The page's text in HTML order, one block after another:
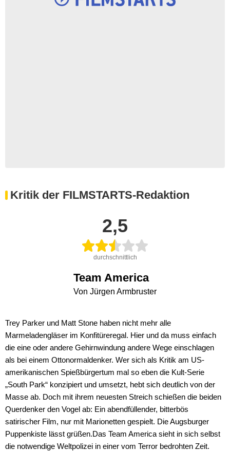
Kritik der FILMSTARTS-Redaktion
2,5
durchschnittlich
Team America
Von Jürgen Armbruster
Trey Parker und Matt Stone haben nicht mehr alle
Marmeladengläser im Konfitüreregal. Hier und da muss einfach
die eine oder andere Gehirnwindung andere Wege einschlagen
als bei einem Ottonormaldenker. Wer sich als Kritik am US-
amerikanischen Spießbürgertum mal so eben die Kult-Serie
„South Park“ konzipiert und umsetzt, hebt sich deutlich von der
Masse ab. Doch mit ihrem neuesten Streich schießen die beiden
Querdenker den Vogel ab: Ein abendfüllender, bitterbös
satirischer Film, nur mit Marionetten gespielt. Die Augsburger
Puppenkiste lässt grüßen.Das Team America sieht in sich selbst
die notwendige Weltpolizei in einer vom Terror bedrohten Zeit.